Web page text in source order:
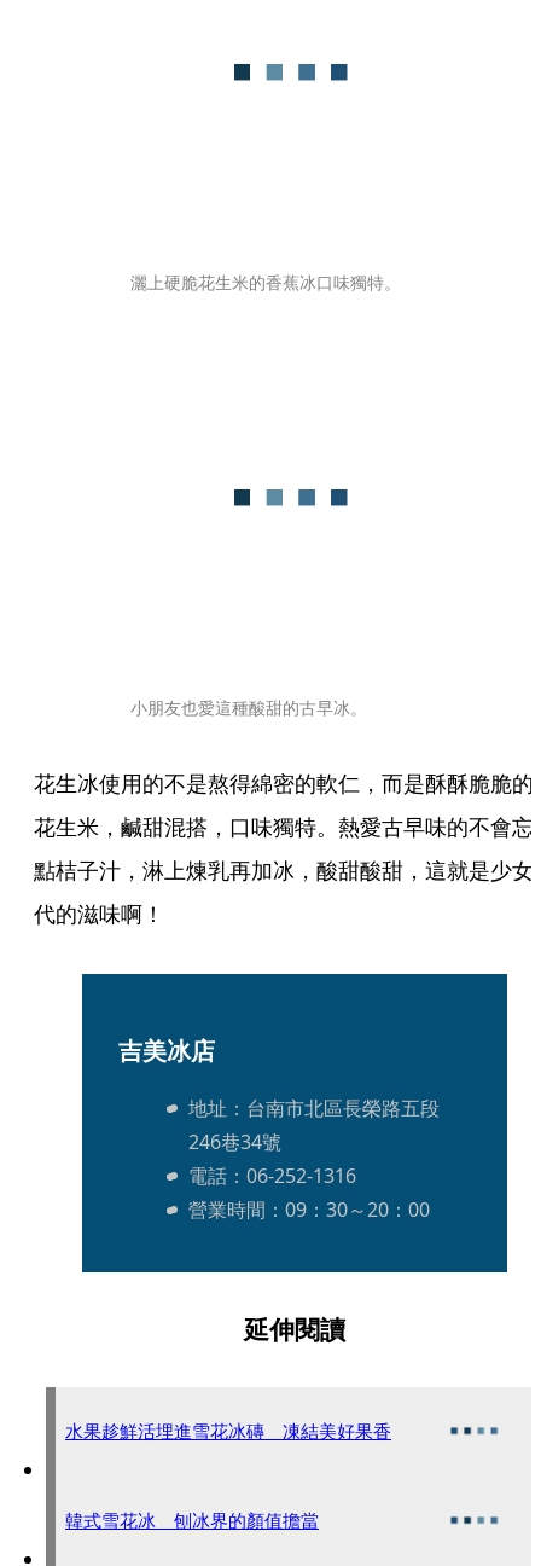
灑上硬脆花生米的香蕉冰口味獨特。
小朋友也愛這種酸甜的古早冰。
花生冰使用的不是熬得綿密的軟仁，而是酥酥脆脆的
花生米，鹹甜混搭，口味獨特。熱愛古早味的不會忘
點桔子汁，淋上煉乳再加冰，酸甜酸甜，這就是少女
代的滋味啊！
吉美冰店
地址：台南市北區長榮路五段
246巷34號
電話：06-252-1316
營業時間：09：30～20：00
延伸閱讀
水果趁鮮活埋進雪花冰磚 凍結美好果香
韓式雪花冰 刨冰界的顏值擔當